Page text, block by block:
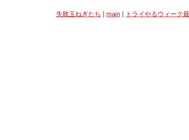
失敗玉ねぎたち main トライやるウィーク